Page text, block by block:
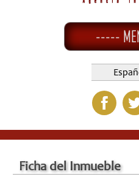
Ficha del Inmueble